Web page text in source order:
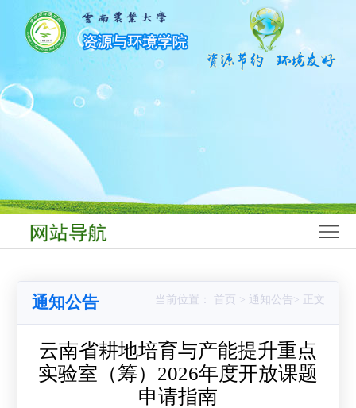
首
院
师
伍
建
科
研
通知公告 当前位置： 首页 > 通知公告> 正文
云南省耕地培育与产能提升重点
实验室（筹）2026年度开放课题
申请指南